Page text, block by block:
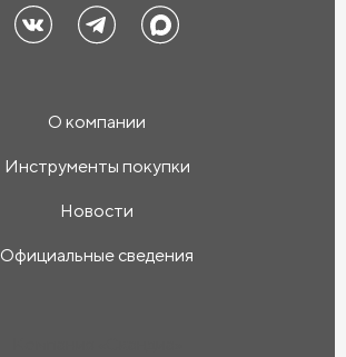
О компании
Инструменты покупки
Новости
Официальные сведения